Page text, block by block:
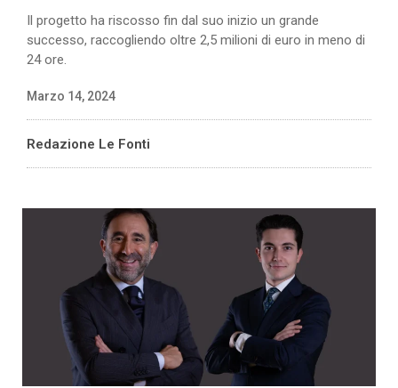
Il progetto ha riscosso fin dal suo inizio un grande
successo, raccogliendo oltre 2,5 milioni di euro in meno di
24 ore.
Marzo 14, 2024
Redazione Le Fonti